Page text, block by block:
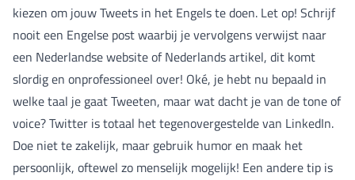
kiezen om jouw Tweets in het Engels te doen. Let op! Schrijf
nooit een Engelse post waarbij je vervolgens verwijst naar
een Nederlandse website of Nederlands artikel, dit komt
slordig en onprofessioneel over! Oké, je hebt nu bepaald in
welke taal je gaat Tweeten, maar wat dacht je van de tone of
voice? Twitter is totaal het tegenovergestelde van LinkedIn.
Doe niet te zakelijk, maar gebruik humor en maak het
persoonlijk, oftewel zo menselijk mogelijk! Een andere tip is